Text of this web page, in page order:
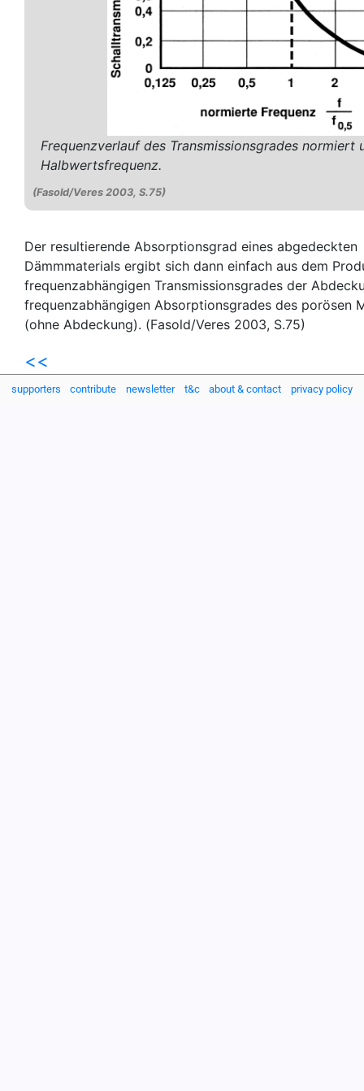
Frequenzverlauf des Transmissionsgrades normiert
Halbwertsfrequenz.
(Fasold/Veres 2003, S.75)
Der resultierende Absorptionsgrad eines abgedeckten
Dämmmaterials ergibt sich dann einfach aus dem
frequenzabhängigen Transmissionsgrades der
frequenzabhängigen Absorptionsgrades des porösen
(ohne Abdeckung). (Fasold/Veres 2003, S.75)
<<
supporters contribute newsletter t&c about & contact privacy policy